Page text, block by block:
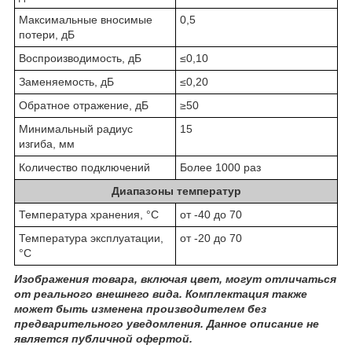
Максимальные вносимые
потери, дБ
0,5
Воспроизводимость, дБ
≤0,10
Заменяемость, дБ
≤0,20
Обратное отражение, дБ
≥50
Минимальный радиус
изгиба, мм
15
Количество подключений
Более 1000 раз
Диапазоны температур
Температура хранения, °C
от -40 до 70
Температура эксплуатации,
°C
от -20 до 70
Изображения товара, включая цвет, могут отличаться
от реального внешнего вида. Комплектация также
может быть изменена производителем без
предварительного уведомления. Данное описание не
является публичной офертой.